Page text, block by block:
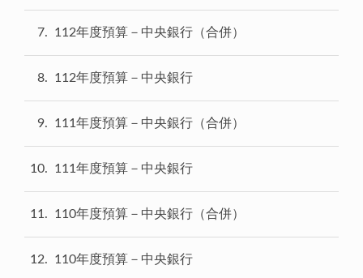
7 112年度預算－中央銀行（合併）
8 112年度預算－中央銀行
9 111年度預算－中央銀行（合併）
10 111年度預算－中央銀行
11 110年度預算－中央銀行（合併）
12 110年度預算－中央銀行